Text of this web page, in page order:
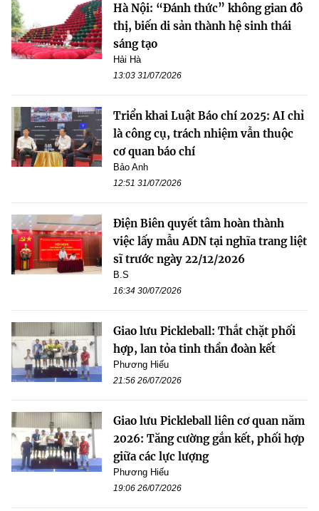
Hà Nội: “Đánh thức” không gian đô
thị, biến di sản thành hệ sinh thái
sáng tạo
Hải Hà
13:03 31/07/2026
Triển khai Luật Báo chí 2025: AI chỉ
là công cụ, trách nhiệm vẫn thuộc
cơ quan báo chí
Bảo Anh
12:51 31/07/2026
Điện Biên quyết tâm hoàn thành
việc lấy mẫu ADN tại nghĩa trang liệt
sĩ trước ngày 22/12/2026
B.S
16:34 30/07/2026
Giao lưu Pickleball: Thắt chặt phối
hợp, lan tỏa tinh thần đoàn kết
Phương Hiếu
21:56 26/07/2026
Giao lưu Pickleball liên cơ quan năm
2026: Tăng cường gắn kết, phối hợp
giữa các lực lượng
Phương Hiếu
19:06 26/07/2026